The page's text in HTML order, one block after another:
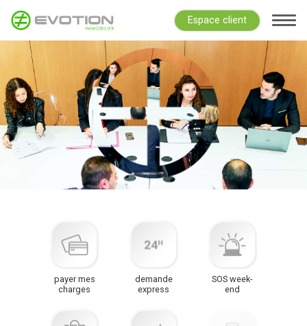
Espace client
payer mes
charges
demande
express
SOS week-
end